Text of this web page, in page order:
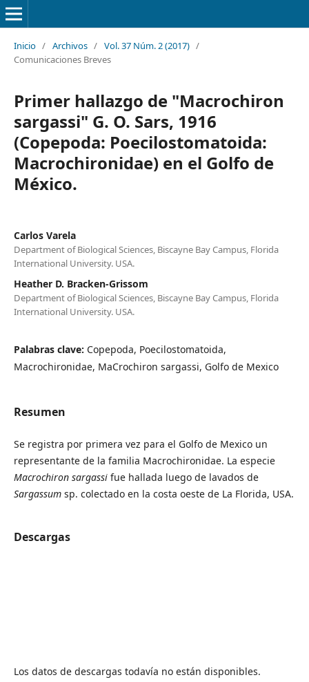
Inicio / Archivos / Vol. 37 Núm. 2 (2017) /
Comunicaciones Breves
Primer hallazgo de "Macrochiron
sargassi" G. O. Sars, 1916
(Copepoda: Poecilostomatoida:
Macrochironidae) en el Golfo de
México.
Carlos Varela
Department of Biological Sciences, Biscayne Bay Campus, Florida
International University. USA.
Heather D. Bracken-Grissom
Department of Biological Sciences, Biscayne Bay Campus, Florida
International University. USA.
Palabras clave: Copepoda, Poecilostomatoida,
Macrochironidae, MaCrochiron sargassi, Golfo de Mexico
Resumen
Se registra por primera vez para el Golfo de Mexico un
representante de la familia Macrochironidae. La especie
Macrochiron sargassifue hallada luego de lavados de
Sargassumsp. colectado en la costa oeste de La Florida, USA.
Descargas
Los datos de descargas todavía no están disponibles.